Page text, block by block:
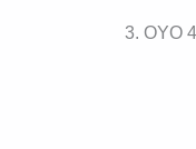
3. OYO